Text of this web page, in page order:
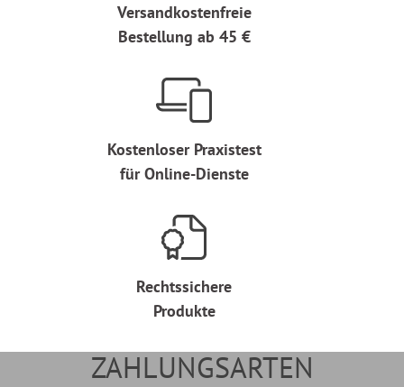
Versandkostenfreie
Bestellung ab 45 €
Kostenloser Praxistest
für Online-Dienste
Rechtssichere
Produkte
ZAHLUNGSARTEN